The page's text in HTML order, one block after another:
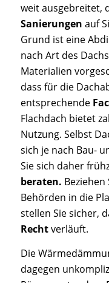
weit ausgebreitet,
Sanierungen auf
Grund ist eine
nach Art des
Materialien
dass für die
entsprechende
Flachdach bietet
Nutzung. Selbst
sich je nach Bau-
Sie sich daher
beraten.
Behörden in die
stellen Sie sicher,
Rechtverläuft.
Die
dagegen